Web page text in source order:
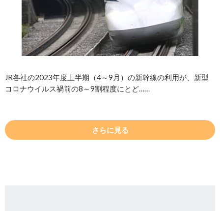
JR各社の2023年度上半期（4～9月）の新幹線の利用が、新型
コロナウイルス禍前の8～9割程度にとど……
さらに見る